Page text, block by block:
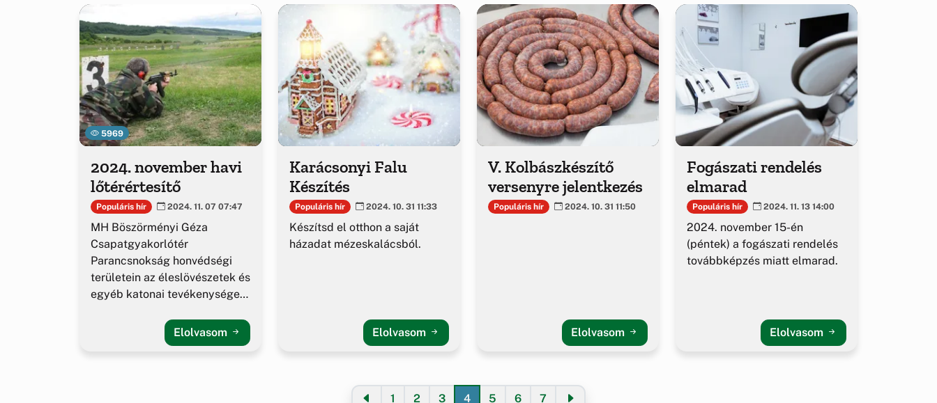
5969
2024. november havi
lőtérértesítő
Populáris hír 2024. 11. 07 07:47
MH Böszörményi Géza
Csapatgyakorlótér
Parancsnokság honvédségi
területein az éleslövészetek és
egyéb katonai tevékenységek
Elolvasom
Karácsonyi Falu
Készítés
Populáris hír 2024. 10. 31 11:33
Készítsd el otthon a saját
házadat mézeskalácsból.
Elolvasom
V. Kolbászkészítő
versenyre jelentkezés
Populáris hír 2024. 10. 31 11:50
Elolvasom
Fogászati rendelés
elmarad
Populáris hír 2024. 11. 13 14:00
2024. november 15-én
(péntek) a fogászati rendelés
továbbképzés miatt elmarad.
Elolvasom
1 2 3 4 5 6 7